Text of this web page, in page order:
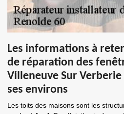
Les informations à
de réparation des
Villeneuve Sur
ses environs
Les toits des maisons sont les